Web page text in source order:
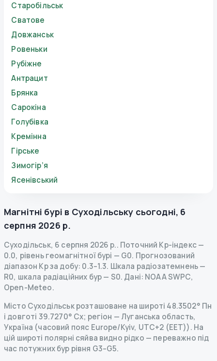
Старобільськ
Сватове
Довжанськ
Ровеньки
Рубіжне
Антрацит
Брянка
Сарокіна
Голубівка
Кремінна
Гірське
Зимогір’я
Ясенівський
Магнітні бурі в Суходільську сьогодні, 6
серпня 2026 р.
Суходільськ, 6 серпня 2026 р.. Поточний Kp-індекс—
0.0, рівень геомагнітної бурі — G0. Прогнозований
діапазон Kp за добу: 0.3–1.3. Шкала радіозатемнень—
R0, шкала радіаційних бур— S0. Дані: NOAA SWPC,
Open-Meteo.
Місто Суходільськ розташоване на широті 48.3502° Пн
і довготі 39.7270° Сх; регіон — Луганська область,
Україна (часовий пояс Europe/Kyiv, UTC+2 (EET)). На
цій широті полярні сяйва видно рідко — переважно під
час потужних бур рівня G3–G5.